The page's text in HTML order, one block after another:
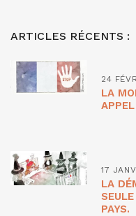
ARTICLES RÉCENTS :
24
LA
17
LA
PAYS.